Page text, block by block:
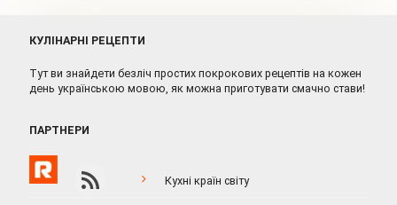
КУЛІНАРНІ РЕЦЕПТИ
Тут ви знайдети безліч простих покрокових рецептів на кожен
день українською мовою, як можна приготувати смачно стави!
ПАРТНЕРИ
Кухні країн світу